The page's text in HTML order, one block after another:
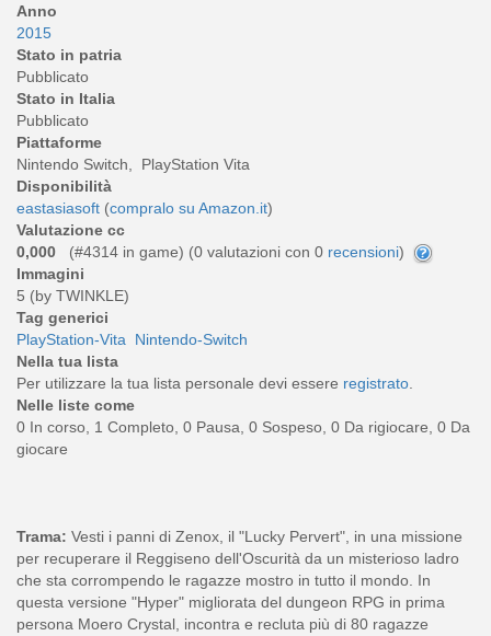
Anno
2015
Stato in patria
Pubblicato
Stato in Italia
Pubblicato
Piattaforme
Nintendo Switch, PlayStation Vita
Disponibilità
eastasiasoft (compralo su Amazon.it)
Valutazione cc
0,000
(#4314 in game) (0 valutazioni con 0 recensioni)
Immagini
5 (by TWINKLE)
Tag generici
PlayStation-Vita Nintendo-Switch
Nella tua lista
Per utilizzare la tua lista personale devi essere registrato.
Nelle liste come
0 In corso, 1 Completo, 0 Pausa, 0 Sospeso, 0 Da rigiocare, 0 Da
giocare
Trama: Vesti i panni di Zenox, il "Lucky Pervert", in una missione
per recuperare il Reggiseno dell'Oscurità da un misterioso ladro
che sta corrompendo le ragazze mostro in tutto il mondo. In
questa versione "Hyper" migliorata del dungeon RPG in prima
persona Moero Crystal, incontra e recluta più di 80 ragazze